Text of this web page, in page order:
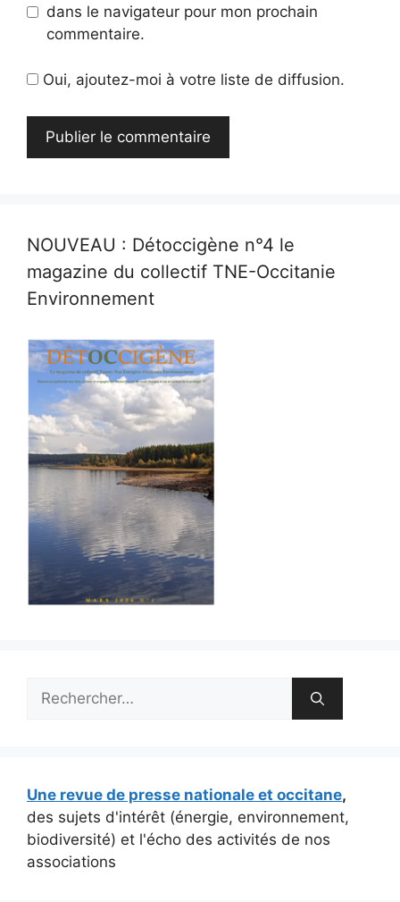
dans le navigateur pour mon prochain
commentaire.
Oui, ajoutez-moi à votre liste de diffusion.
NOUVEAU : Détoccigène n°4 le
magazine du collectif TNE-Occitanie
Environnement
Rechercher :
Une revue de presse nationale et occitane,
des sujets d'intérêt (énergie, environnement,
biodiversité) et l'écho des activités de nos
associations